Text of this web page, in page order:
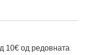
10€ од редовната